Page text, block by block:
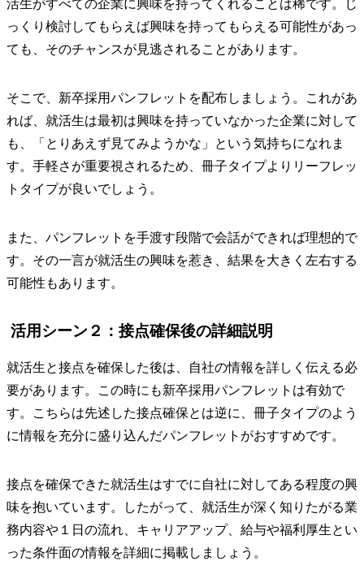
活生がすべての企業に興味を持ってくれることは稀です。じ
っくり検討してもらえば興味を持ってもらえる可能性があっ
ても、そのチャンスが見逃されることがあります。
そこで、新卒採用パンフレットを配布しましょう。これがあ
れば、就活生は最初は興味を持っていなかった企業に対して
も、「とりあえず見てみようかな」という気持ちになれま
す。手軽さが重要視されるため、冊子タイプよりリーフレッ
トタイプが良いでしょう。
また、パンフレットを手渡す段階で会話ができれば理想的で
す。その一言が就活生の興味を惹き、結果を大きく左右する
可能性もあります。
活用シーン２：接点確保後の詳細説明
就活生と接点を確保した後は、自社の情報を詳しく伝える必
要があります。この時にも新卒採用パンフレットは有効で
す。こちらは先述した接点確保とは逆に、冊子タイプのよう
に情報を充分に盛り込んだパンフレットがおすすめです。
接点を確保できた就活生はすでに自社に対してある程度の興
味を抱いています。したがって、就活生が深く知りたがる業
務内容や１日の流れ、キャリアアップ、給与や福利厚生とい
った条件面の情報を詳細に掲載しましょう。